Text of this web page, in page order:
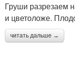
Груши разрезаем
и цветоложе.
читать дальше →